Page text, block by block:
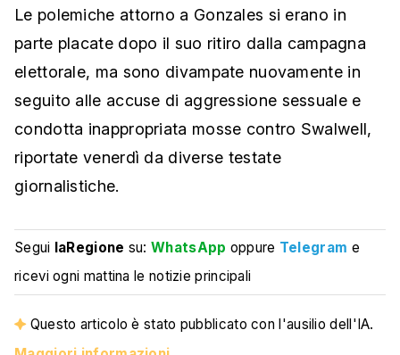
Le polemiche attorno a Gonzales si erano in
parte placate dopo il suo ritiro dalla campagna
elettorale, ma sono divampate nuovamente in
seguito alle accuse di aggressione sessuale e
condotta inappropriata mosse contro Swalwell,
riportate venerdì da diverse testate
giornalistiche.
Segui laRegione su:WhatsApp oppure Telegram e
ricevi ogni mattina le notizie principali
Questo articolo è stato pubblicato con l'ausilio dell'IA.